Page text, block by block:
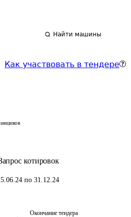
Найти машины
Как участвовать в тендере
котировок
по 31.12.24
Окончание тендера